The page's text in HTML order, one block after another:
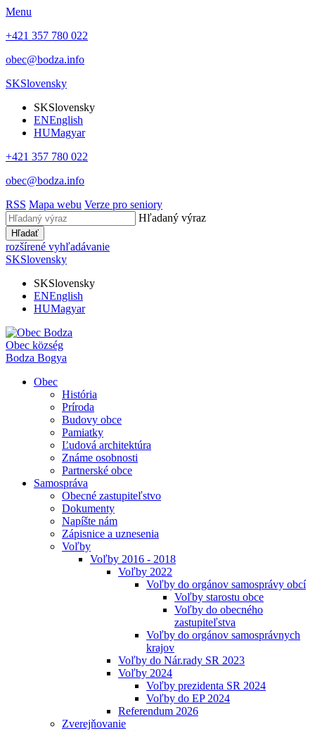
Menu
+421 357 780 022
obec@bodza.info
SKSlovensky
SKSlovensky
ENEnglish
HUMagyar
+421 357 780 022
obec@bodza.info
RSS Mapa webu Verze pro seniory
Hľadaný výraz
Hľadať
rozšírené vyhľadávanie
SKSlovensky
SKSlovensky
ENEnglish
HUMagyar
Obec község
Bodza Bogya
Obec
História
Príroda
Budovy obce
Pamiatky
Ľudová architektúra
Známe osobnosti
Partnerské obce
Samospráva
Obecné zastupiteľstvo
Dokumenty
Napíšte nám
Zápisnice a uznesenia
Voľby
Voľby 2016 - 2018
Voľby 2022
Voľby do orgánov samosprávy obcí
Voľby starostu obce
Voľby do obecného
zastupiteľstva
Voľby do orgánov samosprávnych
krajov
Voľby do Nár.rady SR 2023
Voľby 2024
Voľby prezidenta SR 2024
Voľby do EP 2024
Referendum 2026
Zverejňovanie